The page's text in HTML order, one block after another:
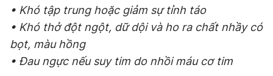
• Khó tập trung hoặc giảm sự tỉnh táo
• Khó thở đột ngột, dữ dội và ho ra chất nhầy có
bọt, màu hồng
• Đau ngực nếu suy tim do nhồi máu cơ tim